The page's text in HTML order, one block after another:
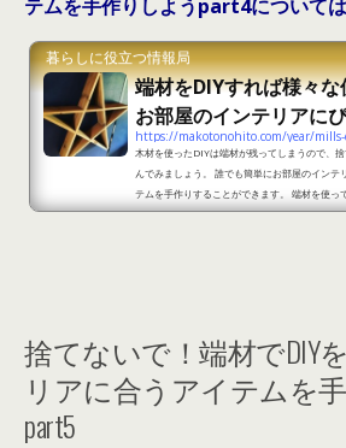
テムを手作りしようpart4について
暮らしに役立つ情報局
端材をDIYすれば様々
お部屋のインテリアに
https://makotonohito.com/year/
木材を使ったDIYは端材が残ってしまうので、
んでみましょう。 誰でも簡単にお部屋のインテ
テムを手作りすることができます。 端材を使っ
介しますので取り入れてみましょう。 端材を
捨てないで！端材でDIY
リアに合うアイテムを
part5